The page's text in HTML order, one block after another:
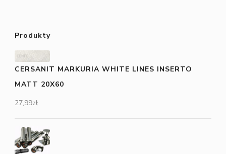
Produkty
CERSANIT MARKURIA WHITE LINES INSERTO
MATT 20X60
27,99zł